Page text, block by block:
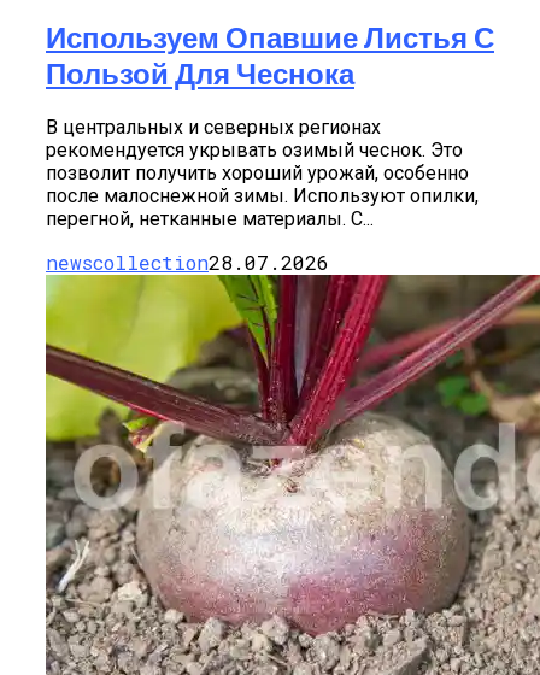
Используем Опавшие Листья С
Пользой Для Чеснока
В центральных и северных регионах
рекомендуется укрывать озимый чеснок. Это
позволит получить хороший урожай, особенно
после малоснежной зимы. Используют опилки,
перегной, нетканные материалы. С...
newscollection28.07.2026